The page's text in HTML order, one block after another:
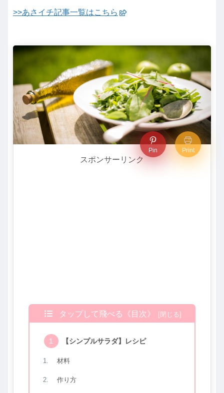
>>あさイチ記事一覧はこちら
Pin Print
スポンサーリンク
タップして飛べる《目次》
【シンプルサラダ】レシピ
材料
作り方